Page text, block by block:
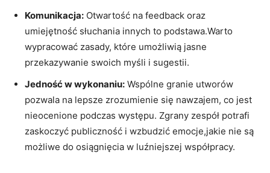
Komunikacja: Otwartość na feedback oraz
umiejętność słuchania innych to podstawa.Warto
wypracować zasady, które umożliwią jasne
przekazywanie swoich myśli i sugestii.
Jedność w wykonaniu: Wspólne granie utworów
pozwala na lepsze zrozumienie się nawzajem, co jest
nieocenione podczas występu. Zgrany zespół potrafi
zaskoczyć publiczność i wzbudzić emocje,jakie nie są
możliwe do osiągnięcia w luźniejszej współpracy.